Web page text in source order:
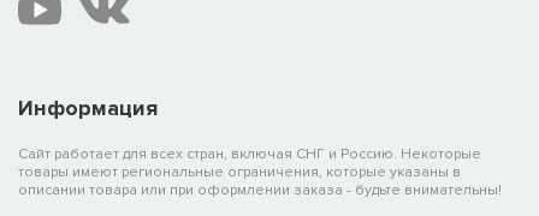
Информация
Сайт работает для всех стран, включая СНГ и Россию. Некоторые
товары имеют региональные ограничения, которые указаны в
описании товара или при оформлении заказа - будьте внимательны!